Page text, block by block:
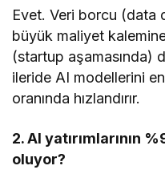
Evet. Veri borcu (data
büyük maliyet
(startup aşamasında)
ileride AI modellerini
oranında hızlandırır.
2. AI yatırımlarının
oluyor?